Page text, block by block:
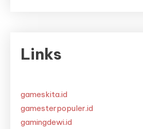
Links
gameskita.id
gamesterpopuler.id
gamingdewi.id